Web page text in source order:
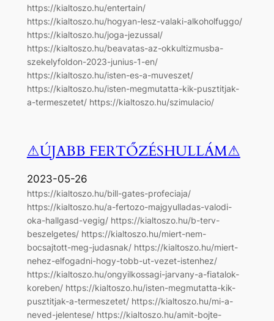
https://kialtoszo.hu/entertain/
https://kialtoszo.hu/hogyan-lesz-valaki-alkoholfuggo/
https://kialtoszo.hu/joga-jezussal/
https://kialtoszo.hu/beavatas-az-okkultizmusba-
szekelyfoldon-2023-junius-1-en/
https://kialtoszo.hu/isten-es-a-muveszet/
https://kialtoszo.hu/isten-megmutatta-kik-pusztitjak-
a-termeszetet/ https://kialtoszo.hu/szimulacio/
⚠ÚJABB FERTŐZÉSHULLÁM⚠
2023-05-26
https://kialtoszo.hu/bill-gates-profeciaja/
https://kialtoszo.hu/a-fertozo-majgyulladas-valodi-
oka-hallgasd-vegig/ https://kialtoszo.hu/b-terv-
beszelgetes/ https://kialtoszo.hu/miert-nem-
bocsajtott-meg-judasnak/ https://kialtoszo.hu/miert-
nehez-elfogadni-hogy-tobb-ut-vezet-istenhez/
https://kialtoszo.hu/ongyilkossagi-jarvany-a-fiatalok-
koreben/ https://kialtoszo.hu/isten-megmutatta-kik-
pusztitjak-a-termeszetet/ https://kialtoszo.hu/mi-a-
neved-jelentese/ https://kialtoszo.hu/amit-bojte-